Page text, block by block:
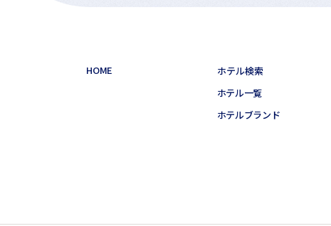
HOME
ホテル検索
ホテル一覧
ホテルブランド